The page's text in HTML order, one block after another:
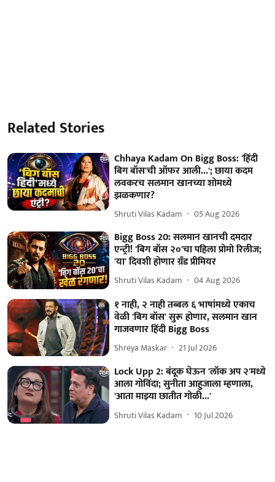
Related Stories
Chhaya Kadam On Bigg Boss: 'हिंदी
बिग बॉस'ची ऑफर आली...'; छाया कदम
लवकरच सलमान खानच्या शोमध्ये
झळकणार?
Shruti Vilas Kadam 05 Aug 2026
Bigg Boss 20: सलमान खानची दमदार
एन्ट्री! 'बिग बॉस २०'चा पहिला प्रोमो रिलीज;
'या' दिवशी होणार ग्रँड प्रीमियर
Shruti Vilas Kadam 04 Aug 2026
१ नाही, २ नाही तब्बल ६ भाषांमध्ये एकाच
वेळी 'बिग बॉस' सुरू होणार, सलमान खान
गाजवणार हिंदी Bigg Boss
Shreya Maskar 21 Jul 2026
Lock Upp 2: बंदूक घेऊन 'लॉक अप २'मध्ये
आला गोविंदा; सुनीता आहुजाला म्हणाला,
'आता माझ्या छातीत गोळी...'
Shruti Vilas Kadam 10 Jul 2026